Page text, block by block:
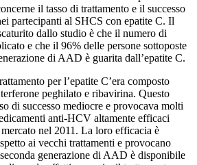
il tasso di trattamento e il successo
partecipanti al SHCS con epatite C. Il
dallo studio è che il numero di
e che il 96% delle persone sottoposte
di AAD è guarita dall’epatite C.
per l’epatite C’era composto
peghilato e ribavirina. Questo
di successo mediocre e provocava molti
anti-HCV altamente efficaci
nel 2011. La loro efficacia è
ai vecchi trattamenti e provocano
generazione di AAD è disponibile